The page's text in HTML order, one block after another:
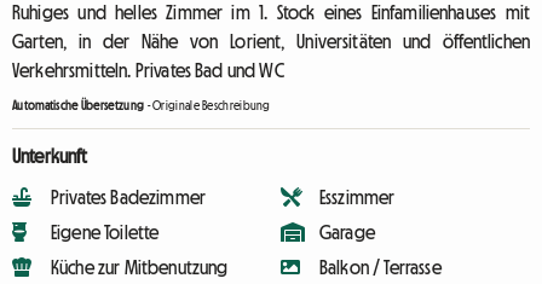
Ruhiges und helles Zimmer im 1. Stock eines Einfamilienhauses mit
Garten, in der Nähe von Lorient, Universitäten und öffentlichen
Verkehrsmitteln. Privates Bad und WC
Automatische Übersetzung -Originale Beschreibung
Unterkunft
Privates Badezimmer
Eigene Toilette
Küche zur Mitbenutzung
Esszimmer
Garage
Balkon / Terrasse